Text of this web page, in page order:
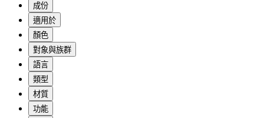
成份
適用於
顏色
對象與族群
語言
類型
材質
功能